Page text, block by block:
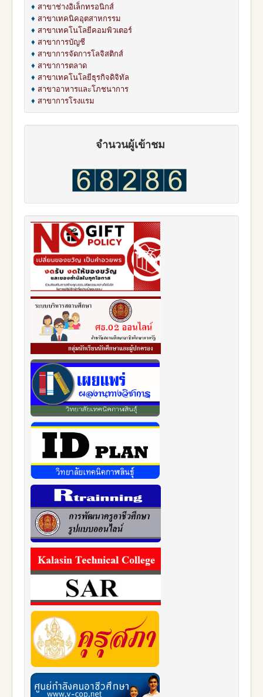
♦ สาขาช่างอิเล็กทรอนิกส์
♦ สาขาเทคนิคอุตสาหกรรม
♦ สาขาเทคโนโลยีคอมพิวเตอร์
♦ สาขาการบัญชี
♦ สาขาการจัดการโลจิสติกส์
♦ สาขาการตลาด
♦ สาขาเทคโนโลยีธุรกิจดิจิทัล
♦ สาขาอาหารและโภชนาการ
♦ สาขาการโรงแรม
จำนวนผู้เข้าชม